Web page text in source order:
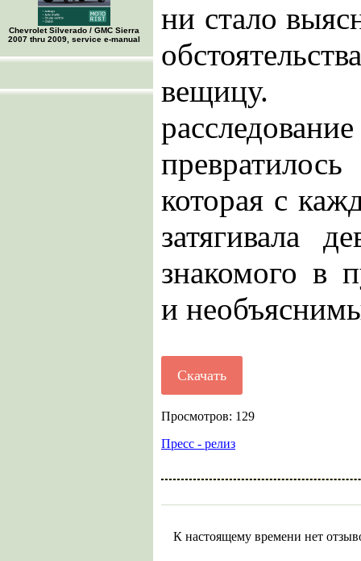
Chevrolet Silverado / GMC Sierra
2007 thru 2009, service e-manual
ни стало
вещицу.
которая с
затягивала
знакомого в
и
Скачать
Просмотров: 129
Пресс - релиз
К настоящему времени нет